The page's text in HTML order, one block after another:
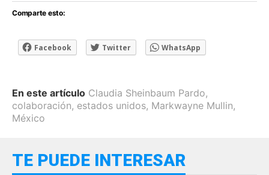
Comparte esto:
Facebook Twitter WhatsApp
En este artículo Claudia Sheinbaum Pardo,
colaboración, estados unidos, Markwayne Mullin,
México
TE PUEDE INTERESAR